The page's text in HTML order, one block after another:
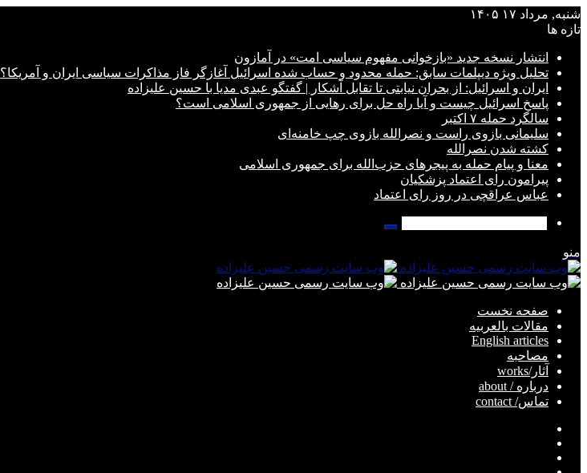
شنبه, مرداد ۱۷ ۱۴۰۵
تازه ها
انتشار نسخه جدید «بازخوانی مفهوم سیاسی امت» در آمازون
تحلیل ویژه دیپلمات سابق: حمله محدود و حساب شده اسرائیل آغازگر فاز مذاکرات سیاسی ایران و آمریکا؟
ایران و اسرائیل: از بحران نیابتی تا تقابل آشکار | گفتگو عبدی مدیا با حسین علیزاده
پاسخ اسرائیل چیست و آیا راه حل برای رهایی از جمهوری اسلامی است؟
سالگرد حمله ۷ اکتبر
سلیمانی بازوی راست و نصرالله بازوی چپ خامنه‌ای
کشته شدن نصرالله
معنا و پیام حمله به پیجرهای حزب‌الله برای جمهوری اسلامی
پیرامون رای اعتماد پزشکیان
عباس عراقچی در روز رای اعتماد
جستجو
منو
صفحه نخست
مقالات بالعربیه
English articles
مصاحبه
آثار/works
درباره / about
تماس/ contact